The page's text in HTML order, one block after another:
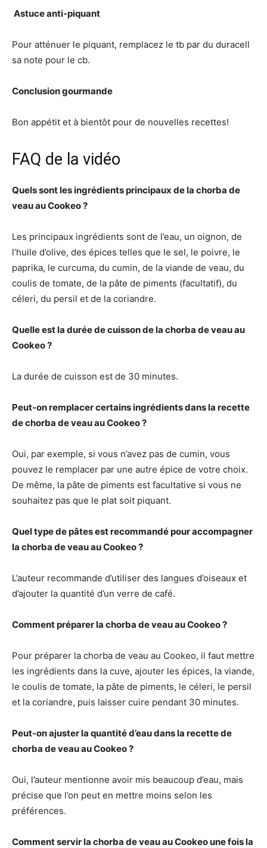
️ Astuce anti-piquant
Pour atténuer le piquant, remplacez le tb par du duracell
sa note pour le cb.
Conclusion gourmande
Bon appétit et à bientôt pour de nouvelles recettes!
FAQ de la vidéo
Quels sont les ingrédients principaux de la chorba de
veau au Cookeo ?
Les principaux ingrédients sont de l’eau, un oignon, de
l’huile d’olive, des épices telles que le sel, le poivre, le
paprika, le curcuma, du cumin, de la viande de veau, du
coulis de tomate, de la pâte de piments (facultatif), du
céleri, du persil et de la coriandre.
Quelle est la durée de cuisson de la chorba de veau au
Cookeo ?
La durée de cuisson est de 30 minutes.
Peut-on remplacer certains ingrédients dans la recette
de chorba de veau au Cookeo ?
Oui, par exemple, si vous n’avez pas de cumin, vous
pouvez le remplacer par une autre épice de votre choix.
De même, la pâte de piments est facultative si vous ne
souhaitez pas que le plat soit piquant.
Quel type de pâtes est recommandé pour accompagner
la chorba de veau au Cookeo ?
L’auteur recommande d’utiliser des langues d’oiseaux et
d’ajouter la quantité d’un verre de café.
Comment préparer la chorba de veau au Cookeo ?
Pour préparer la chorba de veau au Cookeo, il faut mettre
les ingrédients dans la cuve, ajouter les épices, la viande,
le coulis de tomate, la pâte de piments, le céleri, le persil
et la coriandre, puis laisser cuire pendant 30 minutes.
Peut-on ajuster la quantité d’eau dans la recette de
chorba de veau au Cookeo ?
Oui, l’auteur mentionne avoir mis beaucoup d’eau, mais
précise que l’on peut en mettre moins selon les
préférences.
Comment servir la chorba de veau au Cookeo une fois la